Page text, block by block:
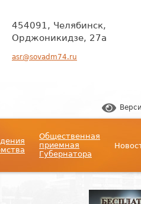
454091, Челябинск,
Орджоникидзе, 27а
asr@sovadm74.ru
Общественная
приемная
Губернатора